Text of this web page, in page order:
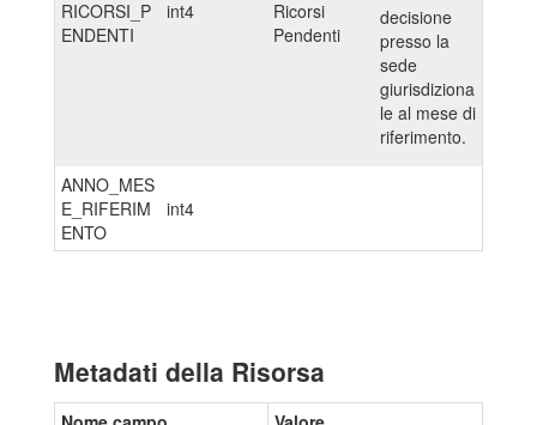
RICORSI_P
ENDENTI
int4
Ricorsi
Pendenti
decisione
presso la
sede
giurisdiziona
le al mese di
riferimento.
ANNO_MES
E_RIFERIM
ENTO
int4
Metadati della Risorsa